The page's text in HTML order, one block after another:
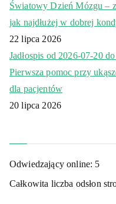
Światowy Dzień Mózgu –
jak najdłużej w dobrej
22 lipca 2026
Jadłospis od 2026-07-20
Pierwsza pomoc przy
dla pacjentów
20 lipca 2026
Odwiedzający online: 5
Całkowita liczba odsłon